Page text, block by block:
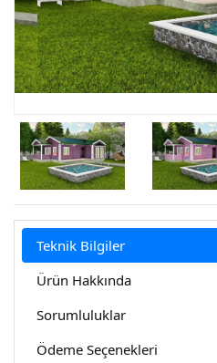
Teknik Bilgiler
Ürün Hakkında
Sorumluluklar
Ödeme Seçenekleri